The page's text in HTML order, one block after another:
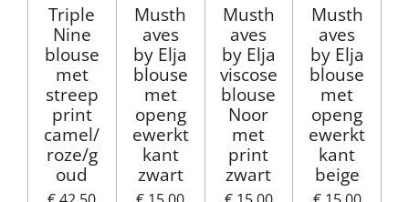
Triple
Nine
blouse
met
streep
print
camel/
roze/g
oud
Musth
aves
by Elja
blouse
met
openg
ewerkt
kant
zwart
Musth
aves
by Elja
viscose
blouse
Noor
met
print
zwart
Musth
aves
by Elja
blouse
met
openg
ewerkt
kant
beige